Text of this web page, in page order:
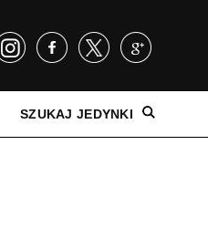
SZUKAJ JEDYNKI